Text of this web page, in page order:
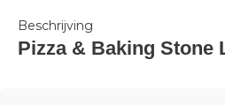
Beschrijving
Pizza & Baking Stone